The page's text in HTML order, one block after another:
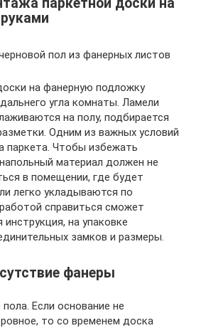
пол из фанерных листов
на фанерную подложку
угла комнаты. Ламели
на полу, подбирается
Одним из важных условий
паркета. Чтобы избежать
материал должен не
в помещении, где будет
легко укладываются по
справиться сможет
на упаковке
замков и размеры.
фанеры
Если основание не
то со временем доска